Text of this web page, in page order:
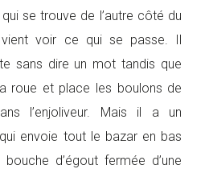
se trouve de l’autre côté du
vient voir ce qui se passe. Il
sans dire un mot tandis que
roue et place les boulons de
l’enjoliveur. Mais il a un
envoie tout le bazar en bas
d’égout fermée d’une